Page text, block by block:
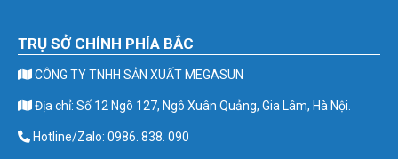
TRỤ SỞ CHÍNH PHÍA BẮC
CÔNG TY TNHH SẢN XUẤT MEGASUN
Địa chỉ: Số 12 Ngõ 127, Ngô Xuân Quảng, Gia Lâm, Hà Nội.
Hotline/Zalo: 0986. 838. 090